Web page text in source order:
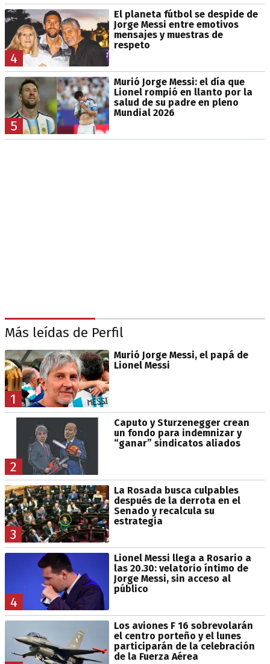
4
El planeta fútbol se despide de
Jorge Messi entre emotivos
mensajes y muestras de
respeto
5
Murió Jorge Messi: el día que
Lionel rompió en llanto por la
salud de su padre en pleno
Mundial 2026
Más leídas de Perfil
1
Murió Jorge Messi, el papá de
Lionel Messi
2
Caputo y Sturzenegger crean
un fondo para indemnizar y
“ganar” sindicatos aliados
3
La Rosada busca culpables
después de la derrota en el
Senado y recalcula su
estrategia
4
Lionel Messi llega a Rosario a
las 20.30: velatorio íntimo de
Jorge Messi, sin acceso al
público
Los aviones F 16 sobrevolarán
el centro porteño y el lunes
participarán de la celebración
de la Fuerza Aérea